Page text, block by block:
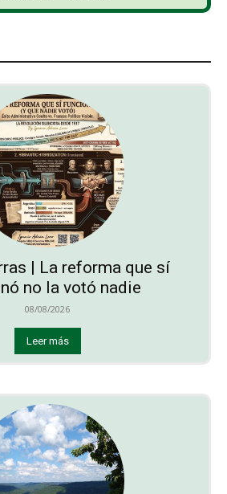
| La reforma que sí
no la votó nadie
08/08/2026
Leer más